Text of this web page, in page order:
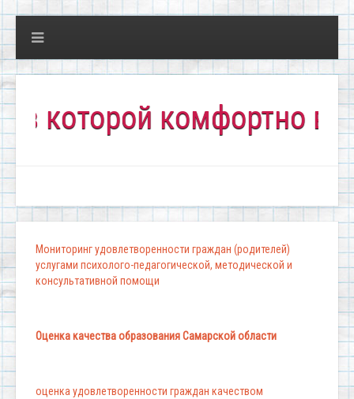
комфортно всем!"
Мониторинг удовлетворенности граждан (родителей)
услугами психолого-педагогической, методической и
консультативной помощи
Оценка качества образования Самарской области
оценка удовлетворенности граждан качеством